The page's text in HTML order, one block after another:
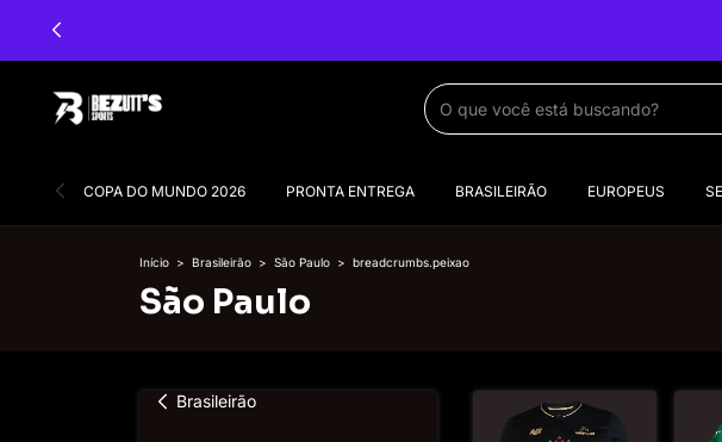
COPA DO MUNDO 2026 PRONTA ENTREGA BRASILEIRÃO EUROPEUS
Início > Brasileirão > São Paulo > breadcrumbs.peixao
São Paulo
Brasileirão